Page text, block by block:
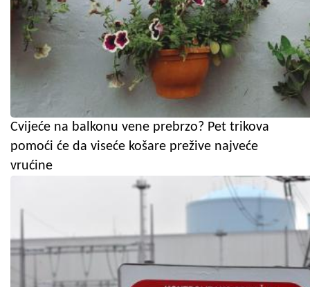
Cvijeće na balkonu vene prebrzo? Pet trikova
pomoći će da viseće košare prežive najveće
vrućine